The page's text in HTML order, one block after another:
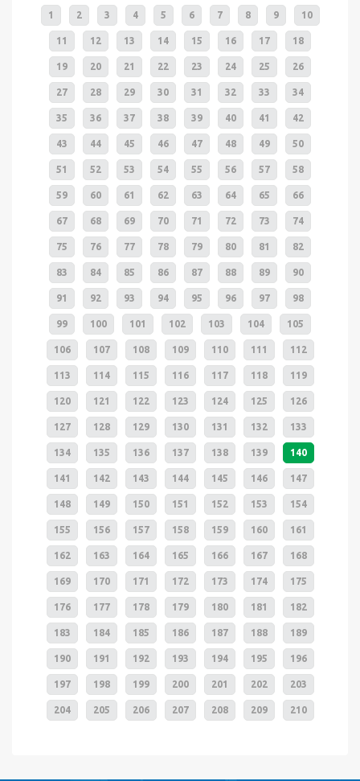
1 2 3 4 5 6 7 8 9 10
11 12 13 14 15 16 17 18
19 20 21 22 23 24 25 26
27 28 29 30 31 32 33 34
35 36 37 38 39 40 41 42
43 44 45 46 47 48 49 50
51 52 53 54 55 56 57 58
59 60 61 62 63 64 65 66
67 68 69 70 71 72 73 74
75 76 77 78 79 80 81 82
83 84 85 86 87 88 89 90
91 92 93 94 95 96 97 98
99 100 101 102 103 104 105
106 107 108 109 110 111 112
113 114 115 116 117 118 119
120 121 122 123 124 125 126
127 128 129 130 131 132 133
134 135 136 137 138 139 140
141 142 143 144 145 146 147
148 149 150 151 152 153 154
155 156 157 158 159 160 161
162 163 164 165 166 167 168
169 170 171 172 173 174 175
176 177 178 179 180 181 182
183 184 185 186 187 188 189
190 191 192 193 194 195 196
197 198 199 200 201 202 203
204 205 206 207 208 209 210